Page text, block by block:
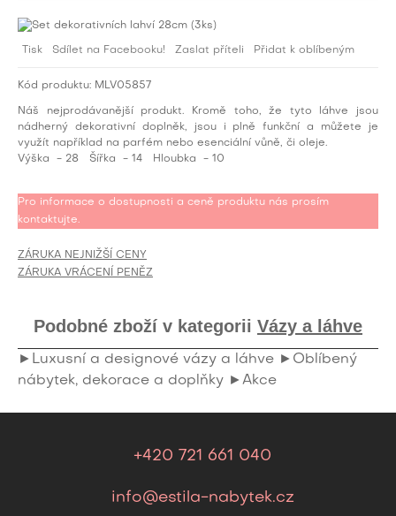
Tisk Sdílet na Facebooku! Zaslat příteli Přidat k oblíbeným
Kód produktu: MLV05857
Náš nejprodávanější produkt. Kromě toho, že tyto láhve jsou
nádherný dekorativní doplněk, jsou i plně funkční a můžete je
využít například na parfém nebo esenciální vůně, či oleje.
Výška - 28 Šířka - 14 Hloubka - 10
Pro informace o dostupnosti a ceně produktu nás prosím
kontaktujte.
ZÁRUKA NEJNIŽŠÍ CENY
ZÁRUKA VRÁCENÍ PENĚZ
Podobné zboží v kategorii Vázy a láhve
►Luxusní a designové vázy a láhve ►Oblíbený
nábytek, dekorace a doplňky ►Akce
+420 721 661 040
info@estila-nabytek.cz